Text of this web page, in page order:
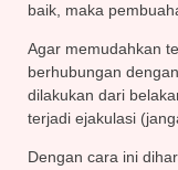
baik, maka
Agar memudahkan
berhubungan
dilakukan dari
terjadi ejakulasi
Dengan cara ini